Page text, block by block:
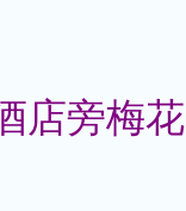
店旁梅